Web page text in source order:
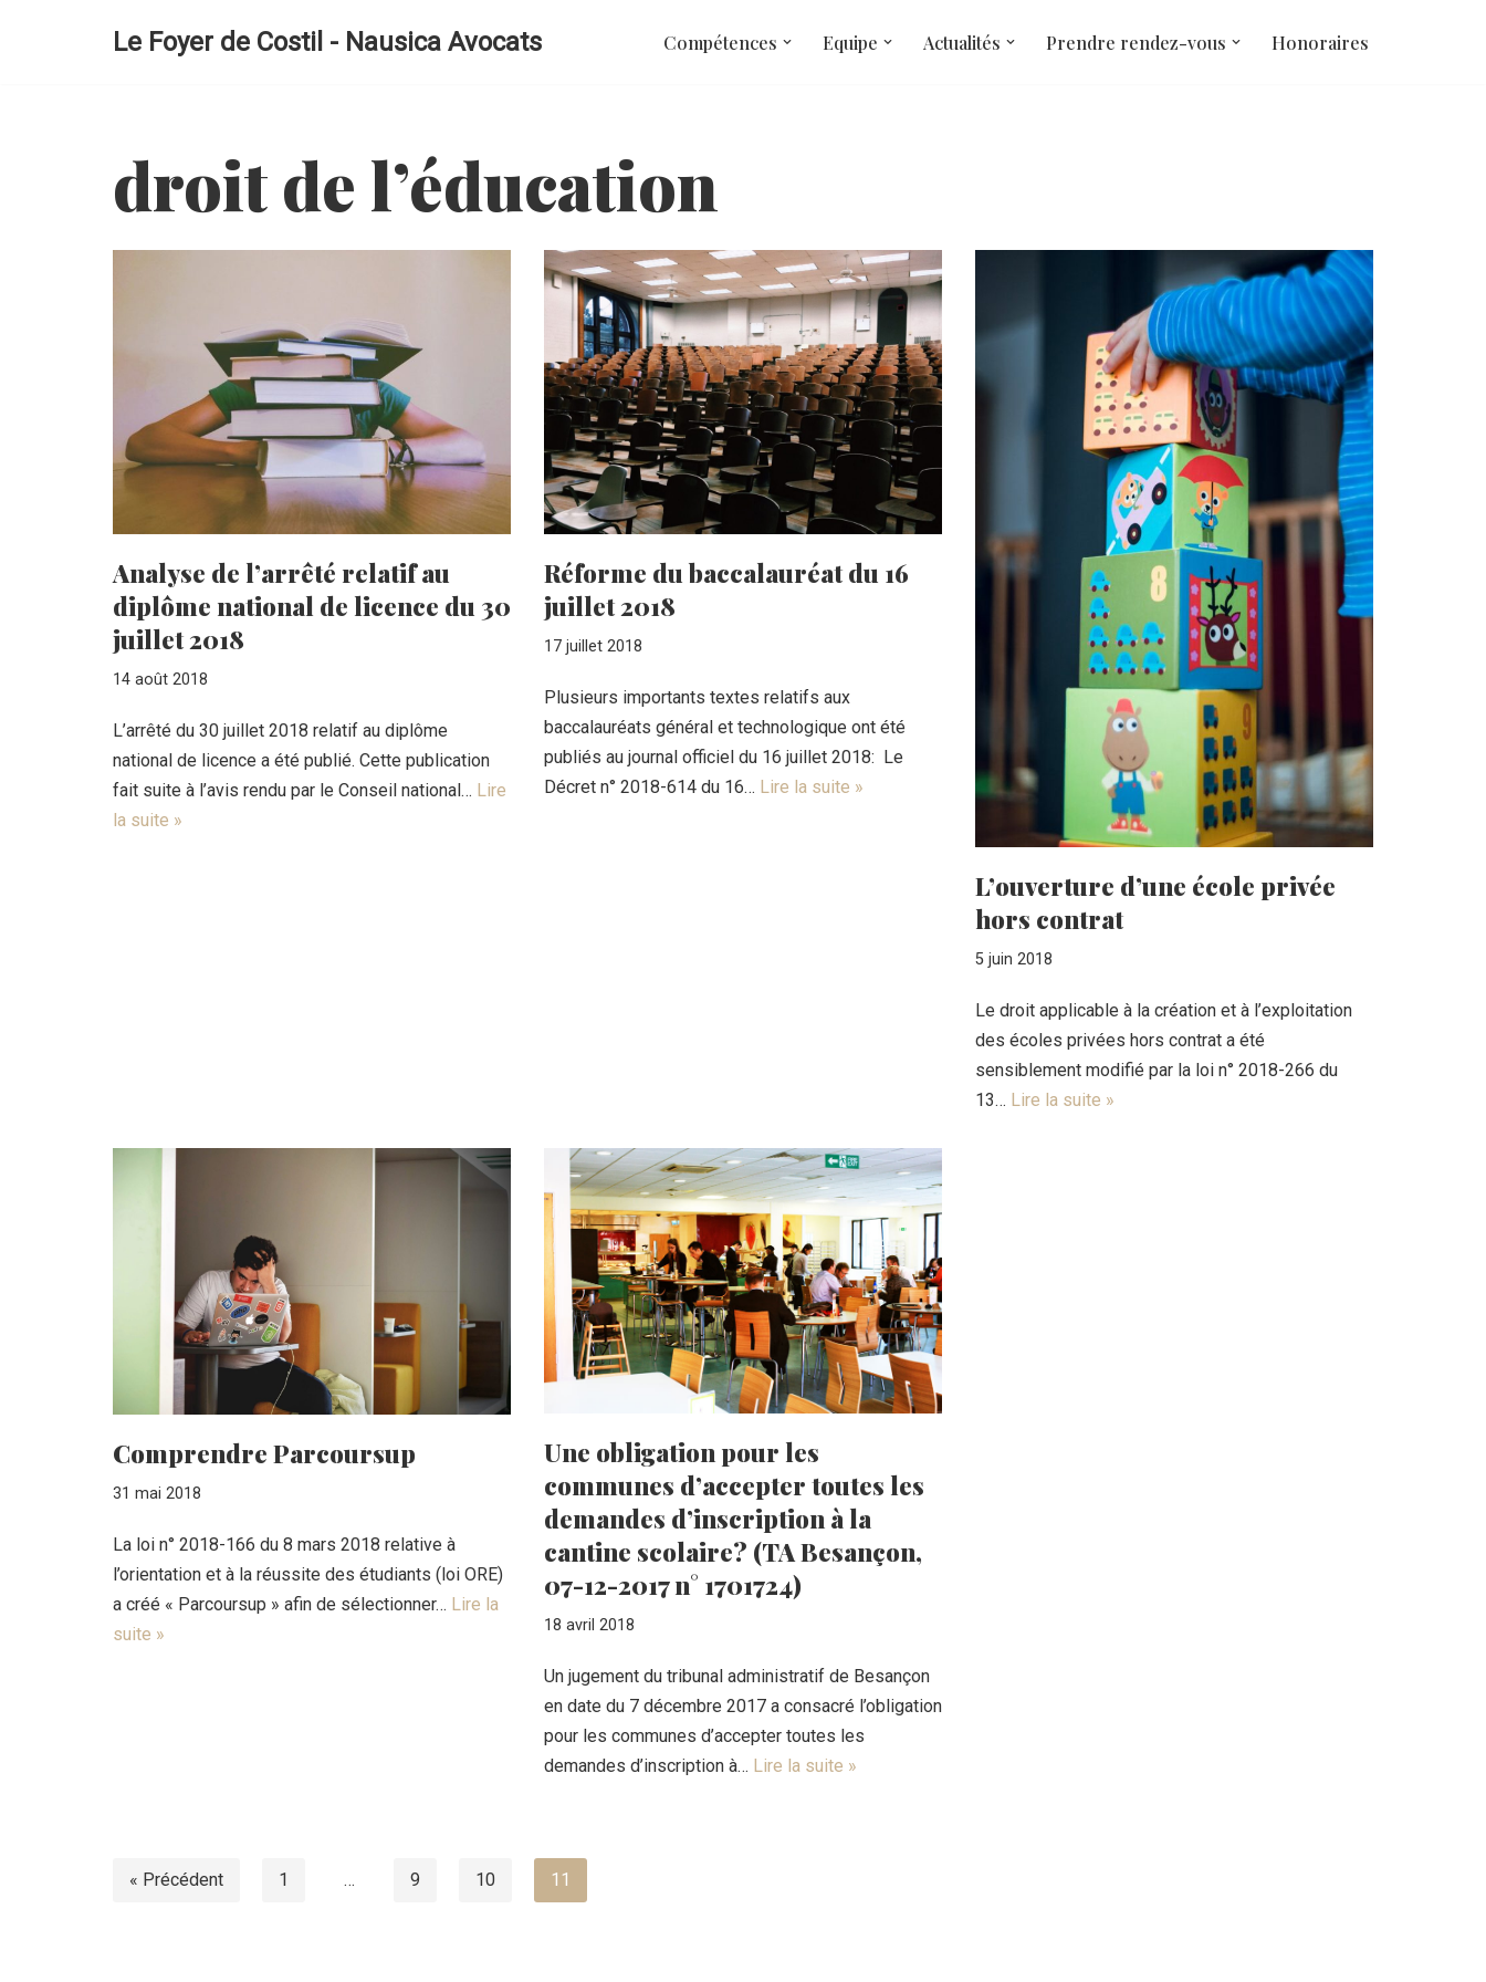
Le Foyer de Costil - Nausica Avocats Compétences Equipe Actualités Prendre rendez-vous Honoraires
droit de l’éducation
Analyse de l’arrêté relatif au
diplôme national de licence du 30
juillet 2018
14 août 2018
L’arrêté du 30 juillet 2018 relatif au diplôme
national de licence a été publié. Cette publication
fait suite à l’avis rendu par le Conseil national… Lire
la suite »
Réforme du baccalauréat du 16
juillet 2018
17 juillet 2018
Plusieurs importants textes relatifs aux
baccalauréats général et technologique ont été
publiés au journal officiel du 16 juillet 2018: Le
Décret n° 2018-614 du 16… Lire la suite »
L’ouverture d’une école privée
hors contrat
5 juin 2018
Le droit applicable à la création et à l’exploitation
des écoles privées hors contrat a été
sensiblement modifié par la loi n° 2018-266 du
13… Lire la suite »
Comprendre Parcoursup
31 mai 2018
La loi n° 2018-166 du 8 mars 2018 relative à
l’orientation et à la réussite des étudiants (loi ORE)
a créé « Parcoursup » afin de sélectionner… Lire la
suite »
Une obligation pour les
communes d’accepter toutes les
demandes d’inscription à la
cantine scolaire? (TA Besançon,
07-12-2017 n° 1701724)
18 avril 2018
Un jugement du tribunal administratif de Besançon
en date du 7 décembre 2017 a consacré l’obligation
pour les communes d’accepter toutes les
demandes d’inscription à… Lire la suite »
« Précédent 1 … 9 10 11